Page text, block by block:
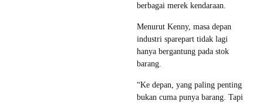
berbagai merek kendaraan.
Menurut Kenny, masa depan
industri sparepart tidak lagi
hanya bergantung pada stok
barang.
“Ke depan, yang paling penting
bukan cuma punya barang. Tapi